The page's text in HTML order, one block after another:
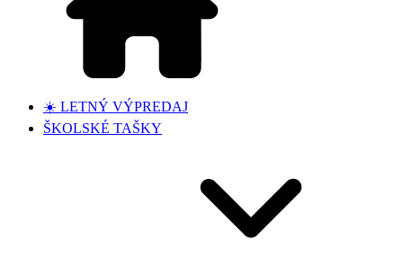
☀️ LETNÝ VÝPREDAJ
ŠKOLSKÉ TAŠKY